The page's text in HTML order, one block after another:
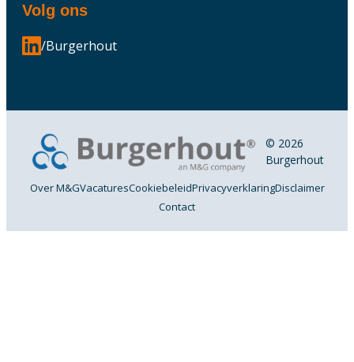
Volg ons
/Burgerhout
© 2026
Burgerhout
Over M&GVacaturesCookiebeleidPrivacyverklaringDisclaimer
Contact